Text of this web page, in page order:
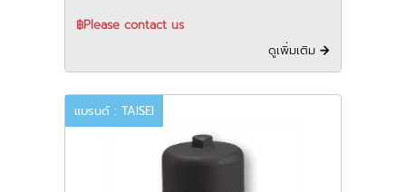
฿Please contact us
ดูเพิ่มเติม
แบรนด์ : TAISEI